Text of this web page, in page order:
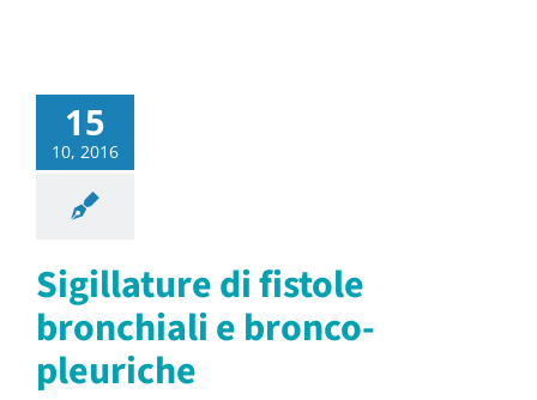
15
10, 2016
Sigillature di fistole
bronchiali e bronco-
pleuriche